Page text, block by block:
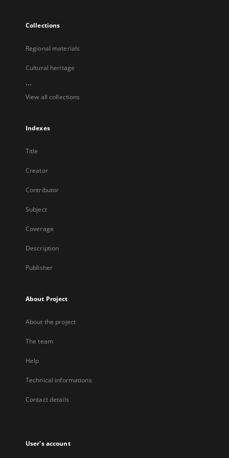
Collections
Regional materials
Cultural heritage
...
View all collections
Indexes
Title
Creator
Contributor
Subject
Coverage
Description
Publisher
About Project
About the project
The team
Help
Technical informations
Contact details
User's account